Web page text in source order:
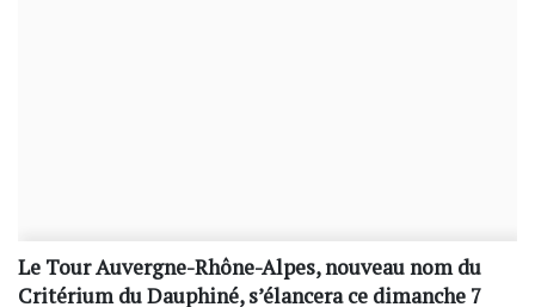
Le Tour Auvergne-Rhône-Alpes, nouveau nom du
Critérium du Dauphiné, s’élancera ce dimanche 7